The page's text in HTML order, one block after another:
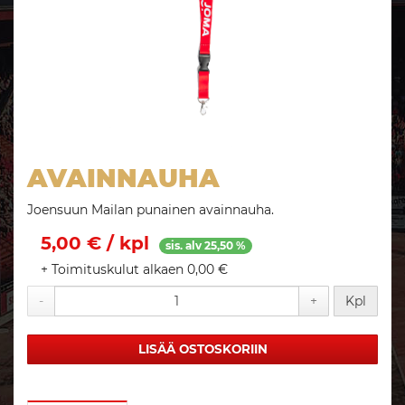
AVAINNAUHA
Joensuun Mailan punainen avainnauha.
5,00 € / kpl sis. alv 25,50 %
+ Toimituskulut alkaen 0,00 €
-
+ Kpl
LISÄÄ OSTOSKORIIN